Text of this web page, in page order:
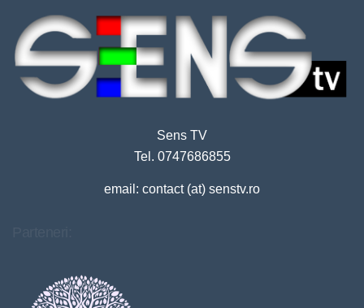
Sens TV
Tel. 0747686855
email: contact (at) senstv.ro